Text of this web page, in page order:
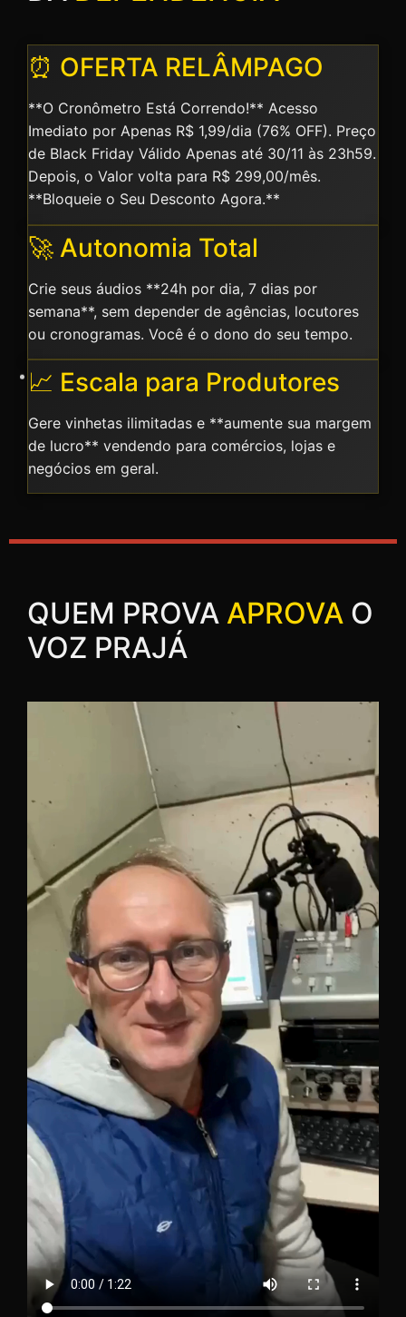
⏰ OFERTA RELÂMPAGO
**O Cronômetro Está Correndo!** Acesso
Imediato por Apenas R$ 1,99/dia (76% OFF). Preço
de Black Friday Válido Apenas até 30/11 às 23h59.
Depois, o Valor volta para R$ 299,00/mês.
**Bloqueie o Seu Desconto Agora.**
🚀 Autonomia Total
Crie seus áudios **24h por dia, 7 dias por
semana**, sem depender de agências, locutores
ou cronogramas. Você é o dono do seu tempo.
📈 Escala para Produtores
Gere vinhetas ilimitadas e **aumente sua margem
de lucro** vendendo para comércios, lojas e
negócios em geral.
QUEM PROVA APROVA O
VOZ PRAJÁ